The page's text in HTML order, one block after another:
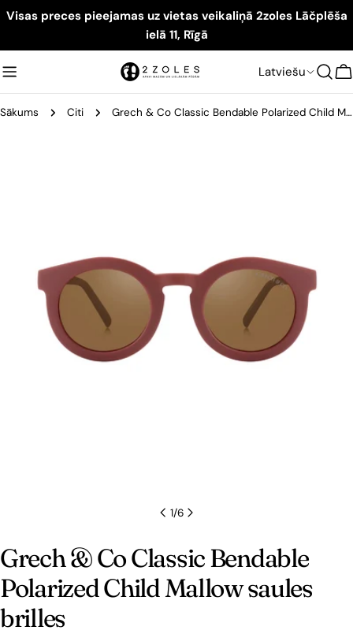
Visas preces pieejamas uz vietas veikaliņā 2zoles Lāčplēša
ielā 11, Rīgā
Latviešu
Sākums Citi Grech & Co Classic Bendable Polarized Child Mallow saules brilles
1/6
Grech & Co Classic Bendable
Polarized Child Mallow saules
brilles